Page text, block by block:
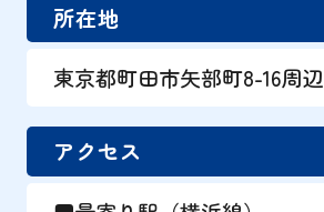
所在地
東京都町田市矢部町8-16周辺
アクセス